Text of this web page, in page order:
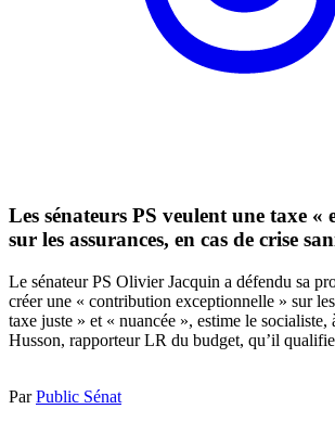
Les sénateurs PS veulent une taxe «
sur les assurances, en cas de crise
Le sénateur PS Olivier Jacquin a défendu sa
créer une « contribution exceptionnelle » sur
taxe juste » et « nuancée », estime le socialiste,
Husson, rapporteur LR du budget, qu’il
ParPublic Sénat